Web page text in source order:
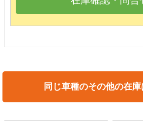
同じ車種のその他の在